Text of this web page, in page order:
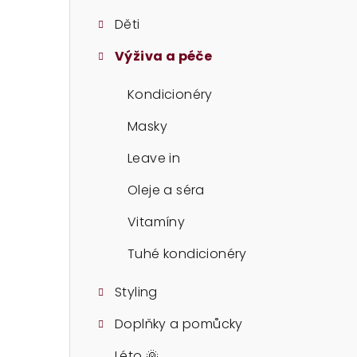
Děti
Výživa a péče
Kondicionéry
Masky
Leave in
Oleje a séra
Vitamíny
Tuhé kondicionéry
Styling
Doplňky a pomůcky